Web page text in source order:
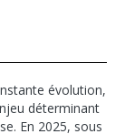
évolution,
déterminant
En 2025, sous